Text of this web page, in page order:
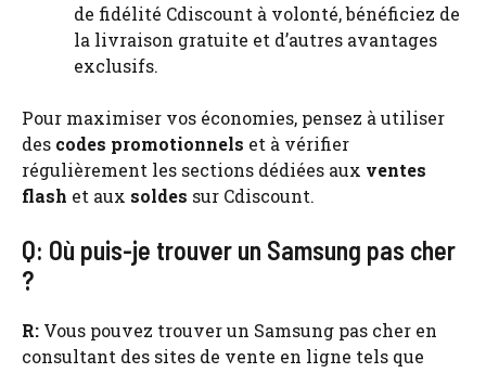
de fidélité Cdiscount à volonté, bénéficiez de
la livraison gratuite et d’autres avantages
exclusifs.
Pour maximiser vos économies, pensez à utiliser
des codes promotionnels et à vérifier
régulièrement les sections dédiées aux ventes
flash et aux soldes sur Cdiscount.
Q: Où puis-je trouver un Samsung pas cher
?
R: Vous pouvez trouver un Samsung pas cher en
consultant des sites de vente en ligne tels que